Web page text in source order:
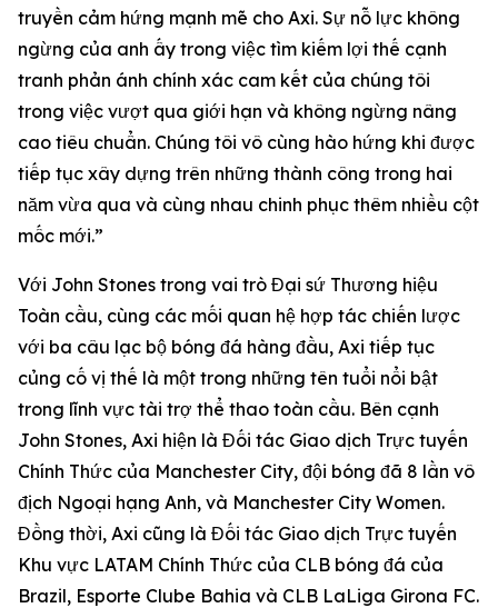
truyền cảm hứng mạnh mẽ cho Axi. Sự nỗ lực không
ngừng của anh ấy trong việc tìm kiếm lợi thế cạnh
tranh phản ánh chính xác cam kết của chúng tôi
trong việc vượt qua giới hạn và không ngừng nâng
cao tiêu chuẩn. Chúng tôi vô cùng hào hứng khi được
tiếp tục xây dựng trên những thành công trong hai
năm vừa qua và cùng nhau chinh phục thêm nhiều cột
mốc mới.”
Với John Stones trong vai trò Đại sứ Thương hiệu
Toàn cầu, cùng các mối quan hệ hợp tác chiến lược
với ba câu lạc bộ bóng đá hàng đầu, Axi tiếp tục
củng cố vị thế là một trong những tên tuổi nổi bật
trong lĩnh vực tài trợ thể thao toàn cầu. Bên cạnh
John Stones, Axi hiện là Đối tác Giao dịch Trực tuyến
Chính Thức của Manchester City, đội bóng đã 8 lần vô
địch Ngoại hạng Anh, và Manchester City Women.
Đồng thời, Axi cũng là Đối tác Giao dịch Trực tuyến
Khu vực LATAM Chính Thức của CLB bóng đá của
Brazil, Esporte Clube Bahia và CLB LaLiga Girona FC.